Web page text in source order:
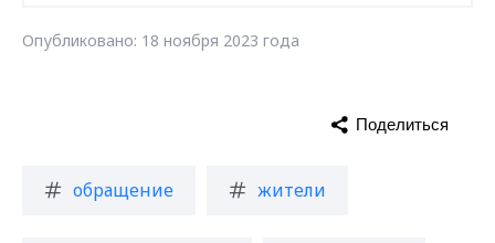
Опубликовано: 18 ноября 2023 года
обращение жители
Поделиться